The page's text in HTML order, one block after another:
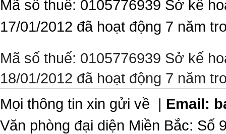
Mã số thuế: 0105776939 Sở kế
17/01/2012 đã hoạt động 7 năm
Mã số thuế: 0105776939 Sở kế
18/01/2012 đã hoạt động 7 năm
Mọi thông tin xin gửi về | Email:
Văn phòng đại diện Miền Bắc: